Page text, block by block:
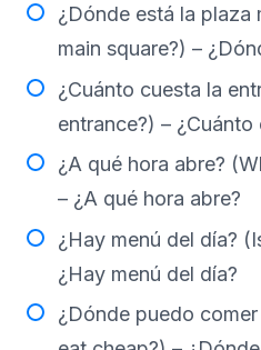
¿Dónde está la plaza
main square?) –
¿Cuánto cuesta la
entrance?) –
¿A qué hora abre?
– ¿A qué hora abre?
¿Hay menú del día?
¿Hay menú del día?
¿Dónde puedo